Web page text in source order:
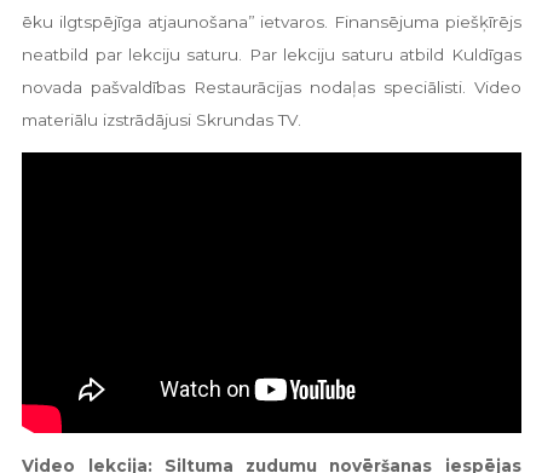
ēku ilgtspējīga atjaunošana” ietvaros. Finansējuma piešķīrējs
neatbild par lekciju saturu. Par lekciju saturu atbild Kuldīgas
novada pašvaldības Restaurācijas nodaļas speciālisti. Video
materiālu izstrādājusi Skrundas TV.
Video lekcija: Siltuma zudumu novēršanas iespējas